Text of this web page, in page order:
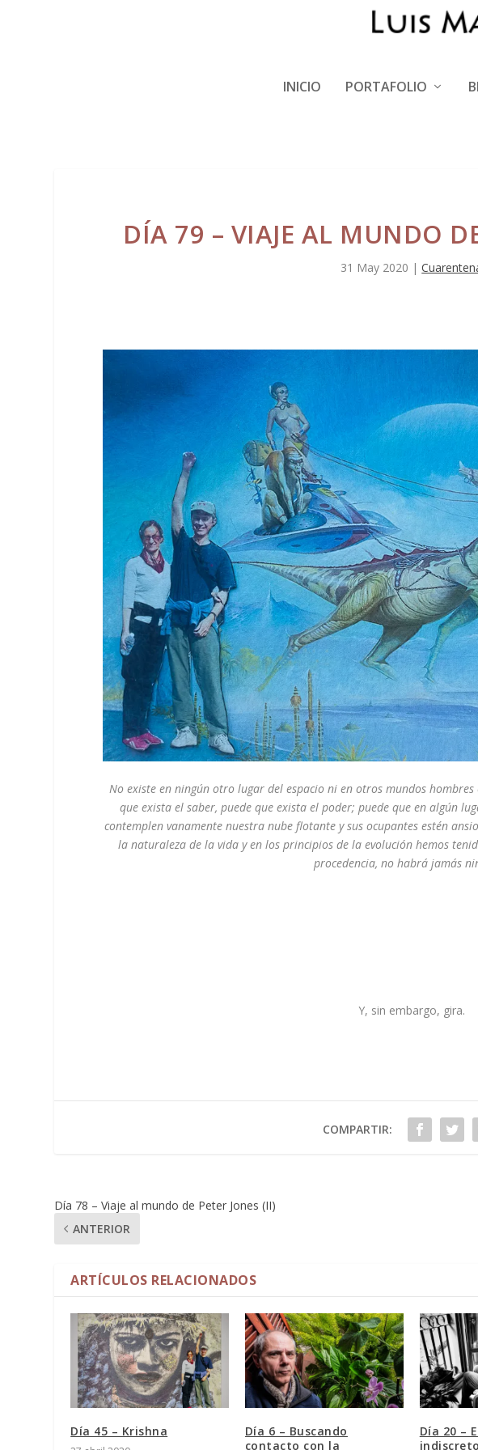
INICIO PORTAFOLIO
DÍA 79 – VIAJE AL MUNDO
31 May 2020 |
No existe en ningún otro lugar del espacio ni en otros mundos
que exista el saber, puede que exista el poder; puede que en algún
contemplen vanamente nuestra nube flotante y sus ocupantes estén
la naturaleza de la vida y en los principios de la evolución hemos
procedencia, no habrá jamás
Y, sin embargo, gira.
COMPARTIR:
Día 78 – Viaje al mundo de Peter Jones (II)
ANTERIOR
ARTÍCULOS RELACIONADOS
Día 45 – Krishna
Día 6 – Buscando
contacto con la
Día 20 –
indiscreto